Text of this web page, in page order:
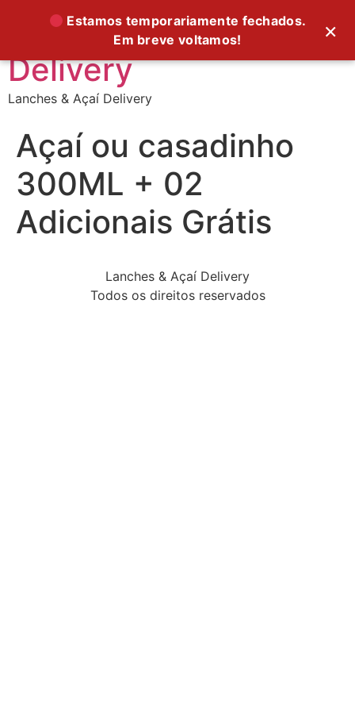
Supreme Foods
Delivery
Lanches & Açaí Delivery
Açaí ou casadinho
300ML + 02
Adicionais Grátis
Lanches & Açaí Delivery
Todos os direitos reservados
×
Estamos temporariamente fechados.
Em breve voltamos!